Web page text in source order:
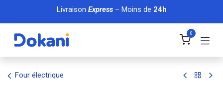
Se rendre au contenu
Livraison Express– Moins de 24h
0
Four électrique